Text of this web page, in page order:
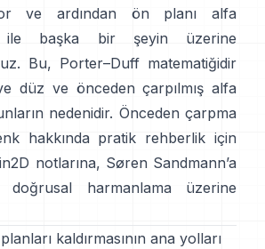
ve ardından ön planı alfa
ile başka bir şeyin üzerine
Bu, Porter–Duff matematiğidir
düz ve önceden çarpılmış alfa
nedenidir. Önceden çarpma
hakkında pratik rehberlik için
notlarına, Søren Sandmann’a
doğrusal harmanlama üzerine
kaldırmasının ana yolları